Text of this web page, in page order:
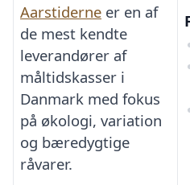
Aarstiderne er en af
de mest kendte
leverandører af
måltidskasser i
Danmark med fokus
på økologi, variation
og bæredygtige
råvarer.